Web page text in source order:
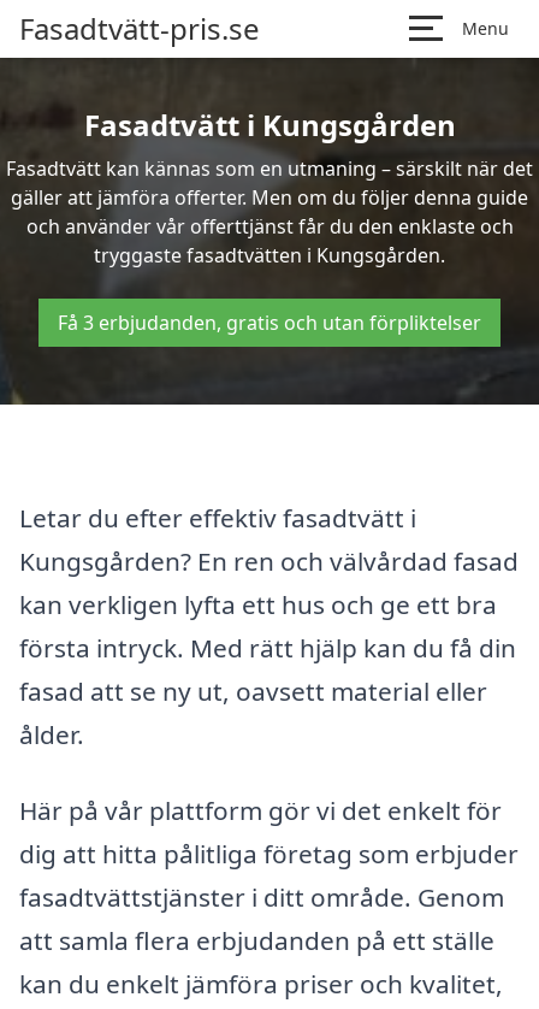
Fasadtvätt-pris.se Menu
Fasadtvätt i Kungsgården
Fasadtvätt kan kännas som en utmaning – särskilt när det
gäller att jämföra offerter. Men om du följer denna guide
och använder vår offerttjänst får du den enklaste och
tryggaste fasadtvätten i Kungsgården.
Få 3 erbjudanden, gratis och utan förpliktelser
Letar du efter effektiv fasadtvätt i
Kungsgården? En ren och välvårdad fasad
kan verkligen lyfta ett hus och ge ett bra
första intryck. Med rätt hjälp kan du få din
fasad att se ny ut, oavsett material eller
ålder.
Här på vår plattform gör vi det enkelt för
dig att hitta pålitliga företag som erbjuder
fasadtvättstjänster i ditt område. Genom
att samla flera erbjudanden på ett ställe
kan du enkelt jämföra priser och kvalitet,